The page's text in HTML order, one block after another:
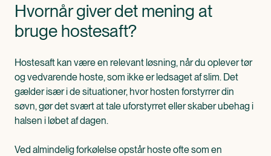
Hvornår giver det mening at
bruge hostesaft?
Hostesaft kan være en relevant løsning, når du oplever tør
og vedvarende hoste, som ikke er ledsaget af slim. Det
gælder især i de situationer, hvor hosten forstyrrer din
søvn, gør det svært at tale uforstyrret eller skaber ubehag i
halsen i løbet af dagen.
Ved almindelig forkølelse opstår hoste ofte som en